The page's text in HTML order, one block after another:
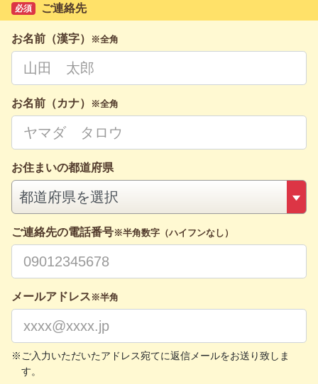
必須 ご連絡先
お名前（漢字） ※全角
お名前（カナ） ※全角
お住まいの都道府県
ご連絡先の電話番号※半角数字（ハイフンなし）
メールアドレス ※半角
ご入力いただいたアドレス宛てに返信メールをお送り致しま
す。